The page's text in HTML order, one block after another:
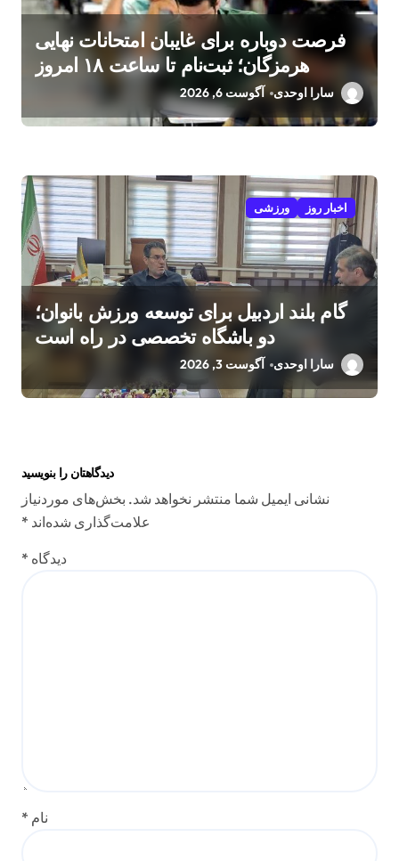
فرصت دوباره برای غایبان امتحانات نهایی
هرمزگان؛ ثبت‌نام تا ساعت ۱۸ امروز
سارا اوحدی آگوست 6, 2026
اخبار روز ورزشی
گام بلند اردبیل برای توسعه ورزش بانوان؛
دو باشگاه تخصصی در راه است
سارا اوحدی آگوست 3, 2026
دیدگاهتان را بنویسید
نشانی ایمیل شما منتشر نخواهد شد. بخش‌های موردنیاز
علامت‌گذاری شده‌اند *
دیدگاه *
نام *